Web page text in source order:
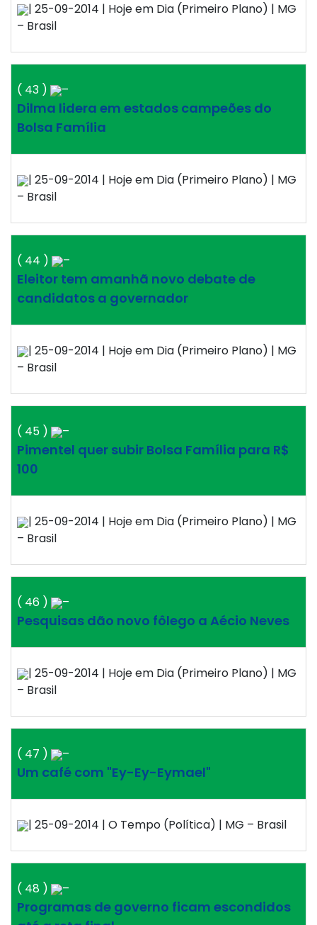
| 25-09-2014 | Hoje em Dia (Primeiro Plano) | MG
– Brasil
( 43 ) –
Dilma lidera em estados campeões do
Bolsa Família
| 25-09-2014 | Hoje em Dia (Primeiro Plano) | MG
– Brasil
( 44 ) –
Eleitor tem amanhã novo debate de
candidatos a governador
| 25-09-2014 | Hoje em Dia (Primeiro Plano) | MG
– Brasil
( 45 ) –
Pimentel quer subir Bolsa Família para R$
100
| 25-09-2014 | Hoje em Dia (Primeiro Plano) | MG
– Brasil
( 46 ) –
Pesquisas dão novo fôlego a Aécio Neves
| 25-09-2014 | Hoje em Dia (Primeiro Plano) | MG
– Brasil
( 47 ) –
Um café com "Ey-Ey-Eymael"
| 25-09-2014 | O Tempo (Política) | MG – Brasil
( 48 ) –
Programas de governo ficam escondidos